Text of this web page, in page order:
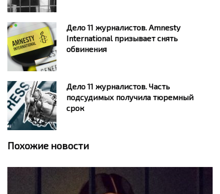
Дело 11 журналистов. Amnesty
International призывает снять
обвинения
Дело 11 журналистов. Часть
подсудимых получила тюремный
срок
Похожие новости